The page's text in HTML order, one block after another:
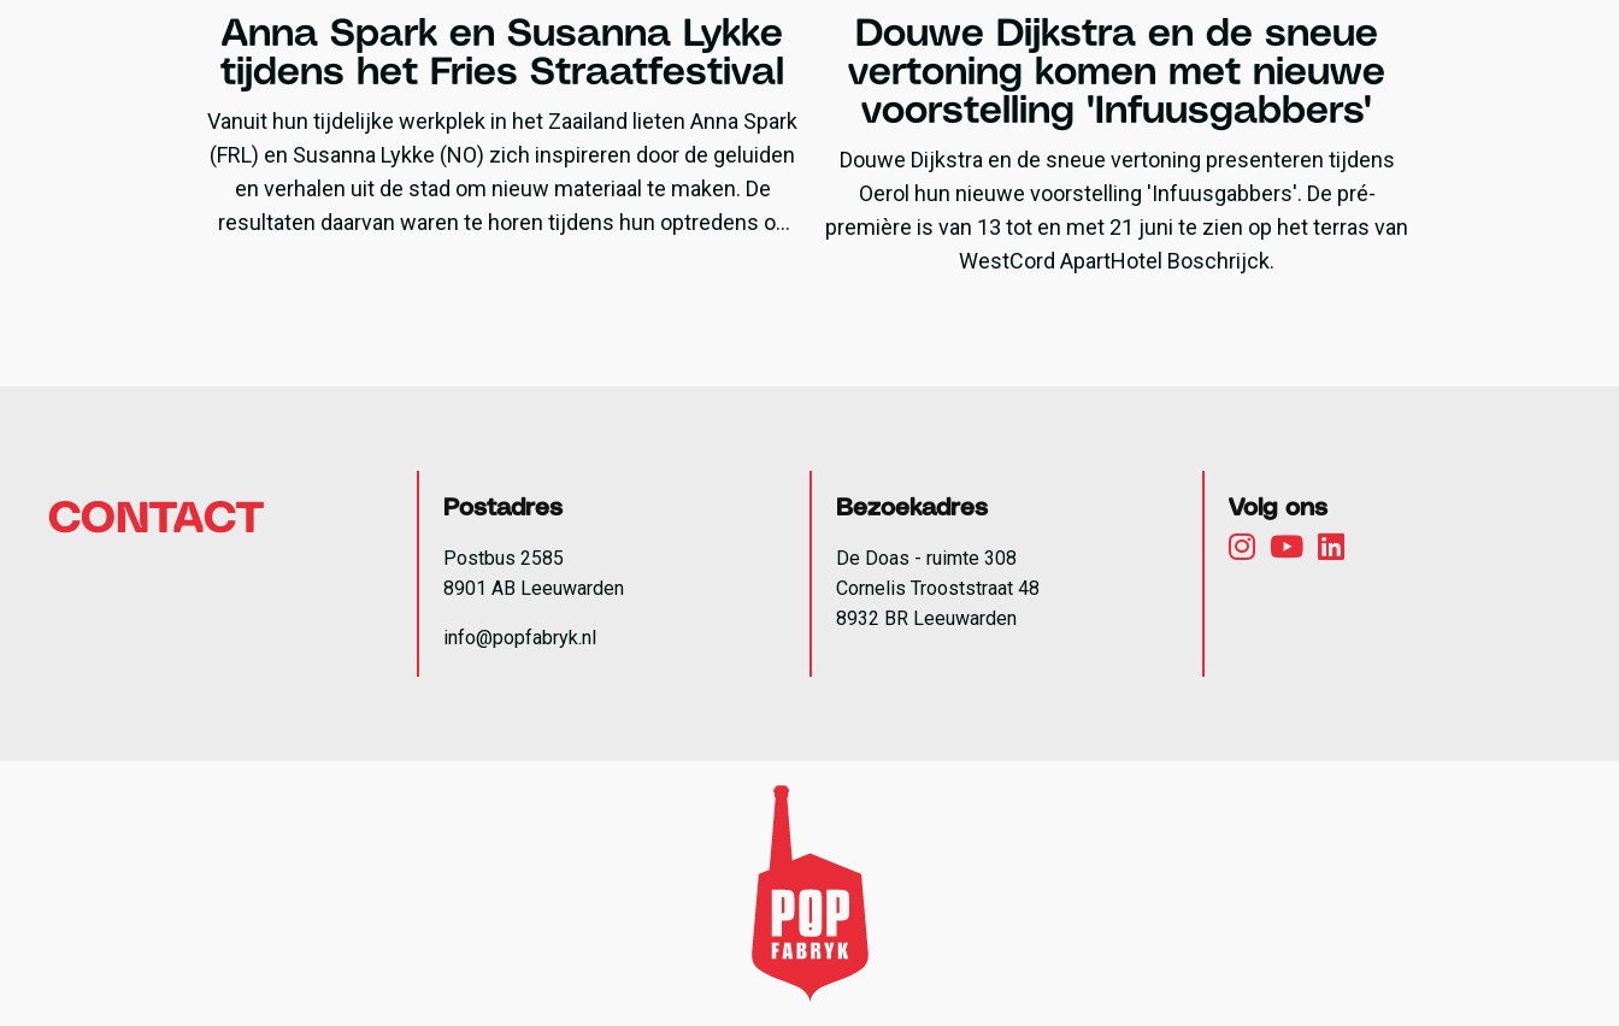
Anna Spark en Susanna Lykke
tijdens het Fries Straatfestival
Vanuit hun tijdelijke werkplek in het Zaailand lieten Anna Spark
(FRL) en Susanna Lykke (NO) zich inspireren door de geluiden
en verhalen uit de stad om nieuw materiaal te maken. De
resultaten daarvan waren te horen tijdens hun optredens op
Douwe Dijkstra en de sneue
vertoning komen met nieuwe
voorstelling 'Infuusgabbers'
Douwe Dijkstra en de sneue vertoning presenteren tijdens
Oerol hun nieuwe voorstelling 'Infuusgabbers'. De pré-
première is van 13 tot en met 21 juni te zien op het terras van
WestCord ApartHotel Boschrijck.
CONTACT Postadres
Postbus 2585
8901 AB Leeuwarden
info@popfabryk.nl
Bezoekadres
De Doas - ruimte 308
Cornelis Trooststraat 48
8932 BR Leeuwarden
Volg ons